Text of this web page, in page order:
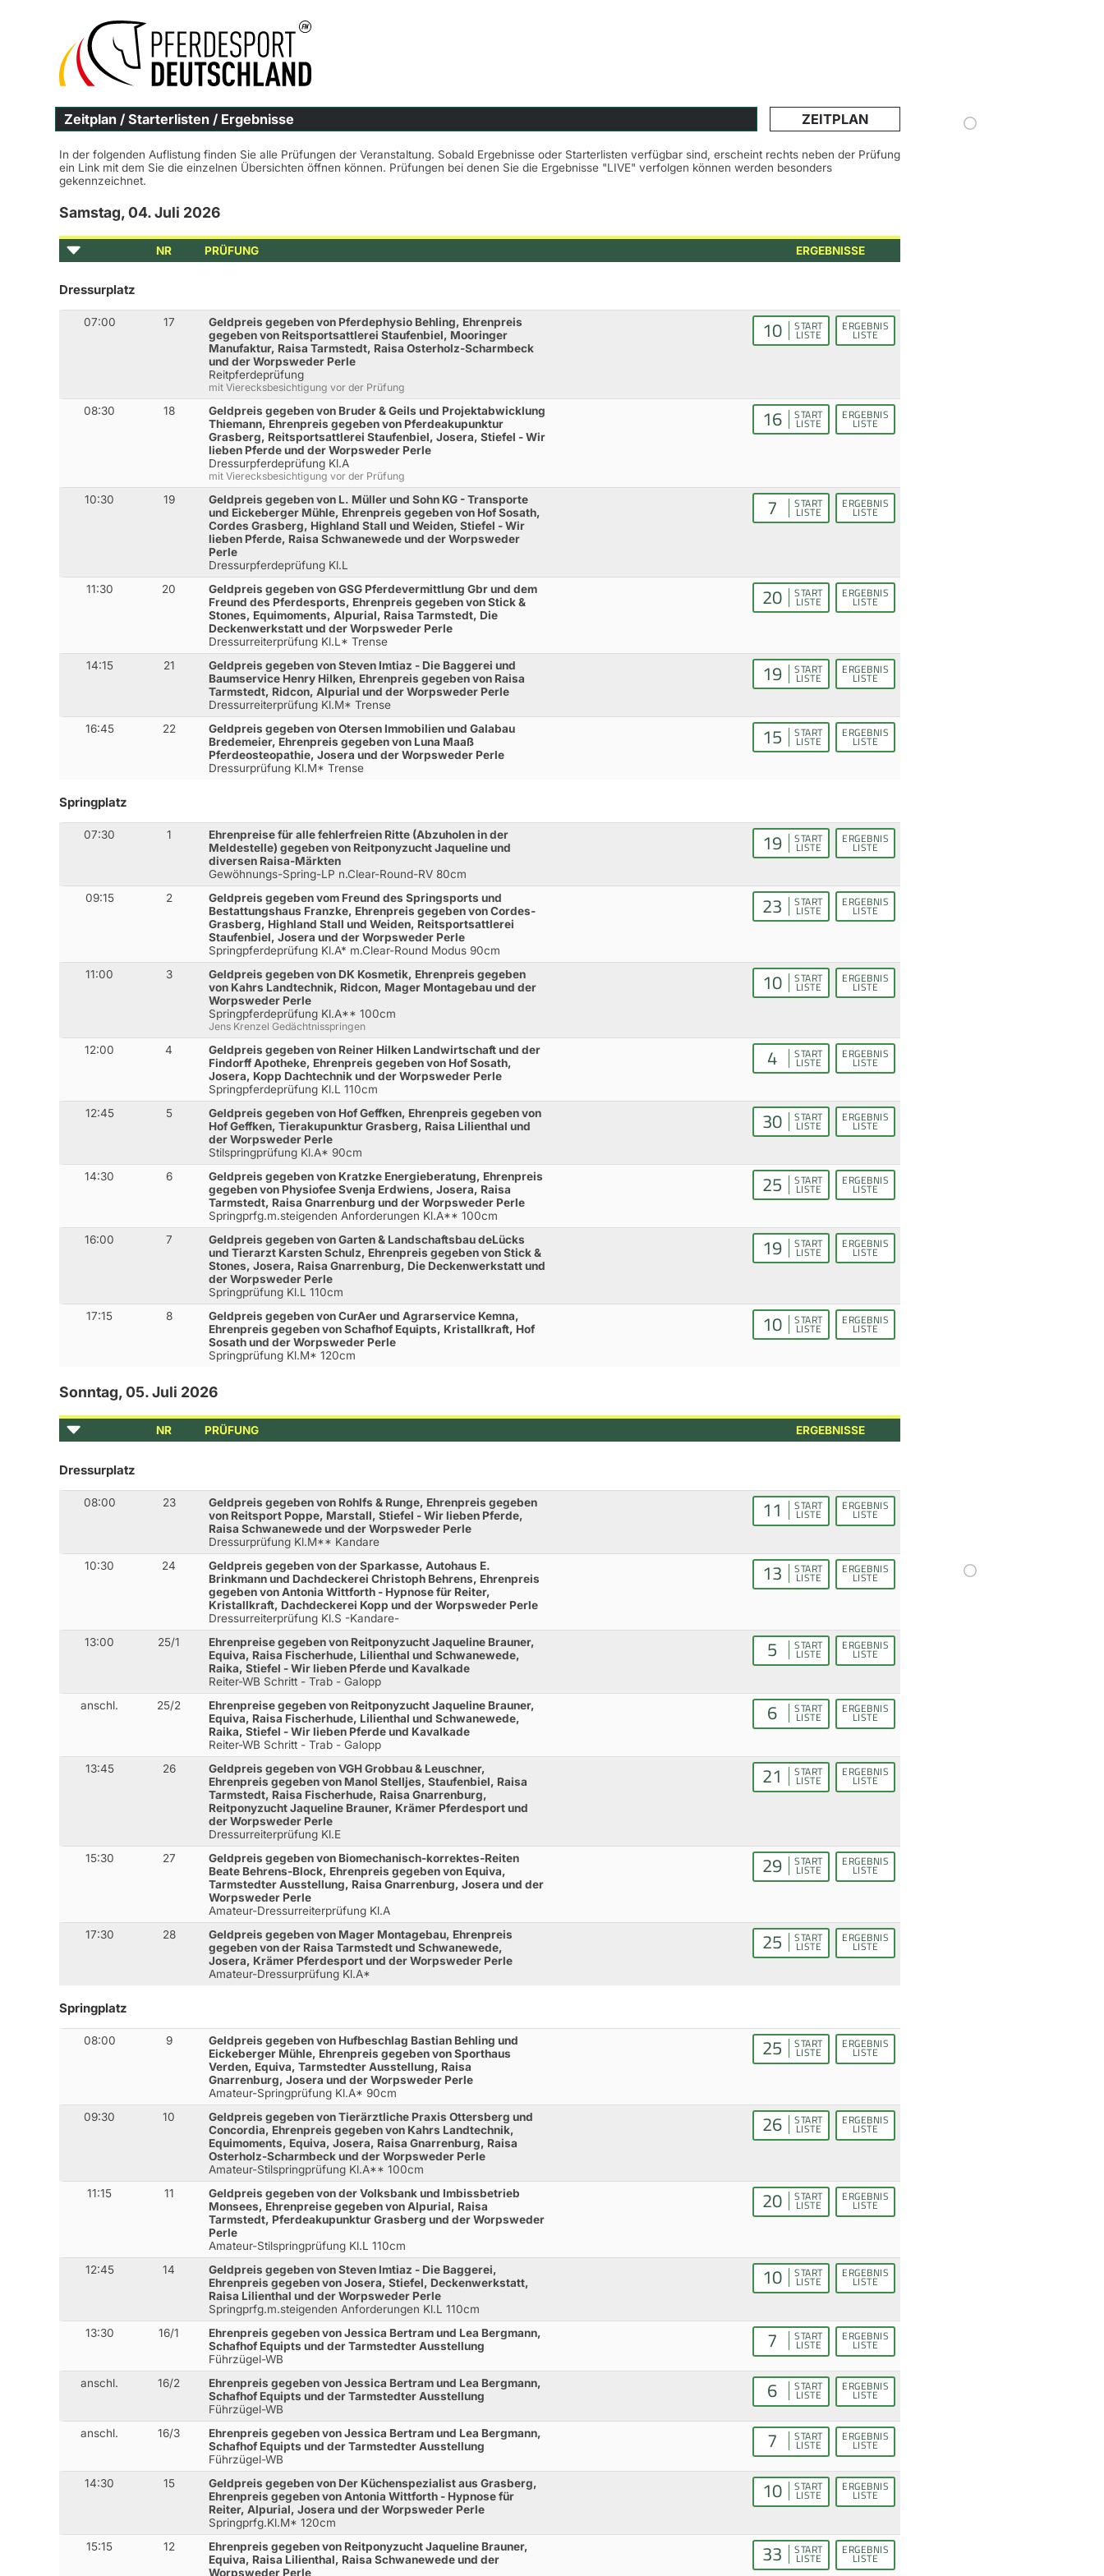
Zeitplan / Starterlisten / Ergebnisse ZEITPLAN
In der folgenden Auflistung finden Sie alle Prüfungen der Veranstaltung. Sobald Ergebnisse oder Starterlisten verfügbar sind, erscheint rechts neben der Prüfung
ein Link mit dem Sie die einzelnen Übersichten öffnen können. Prüfungen bei denen Sie die Ergebnisse "LIVE" verfolgen können werden besonders
gekennzeichnet.
Samstag, 04. Juli 2026
NR PRÜFUNG ERGEBNISSE
Dressurplatz
07:00 17
Geldpreis gegeben von Pferdephysio Behling, Ehrenpreis
gegeben von Reitsportsattlerei Staufenbiel, Mooringer
Manufaktur, Raisa Tarmstedt, Raisa Osterholz-Scharmbeck
und der Worpsweder Perle
Reitpferdeprüfung
mit Vierecksbesichtigung vor der Prüfung
10 START
LISTE
ERGEBNIS
LISTE
08:30 18
Geldpreis gegeben von Bruder & Geils und Projektabwicklung
Thiemann, Ehrenpreis gegeben von Pferdeakupunktur
Grasberg, Reitsportsattlerei Staufenbiel, Josera, Stiefel - Wir
lieben Pferde und der Worpsweder Perle
Dressurpferdeprüfung Kl.A
mit Vierecksbesichtigung vor der Prüfung
16 START
LISTE
ERGEBNIS
LISTE
10:30 19
Geldpreis gegeben von L. Müller und Sohn KG - Transporte
und Eickeberger Mühle, Ehrenpreis gegeben von Hof Sosath,
Cordes Grasberg, Highland Stall und Weiden, Stiefel - Wir
lieben Pferde, Raisa Schwanewede und der Worpsweder
Perle
Dressurpferdeprüfung Kl.L
7 START
LISTE
ERGEBNIS
LISTE
11:30 20
Geldpreis gegeben von GSG Pferdevermittlung Gbr und dem
Freund des Pferdesports, Ehrenpreis gegeben von Stick &
Stones, Equimoments, Alpurial, Raisa Tarmstedt, Die
Deckenwerkstatt und der Worpsweder Perle
Dressurreiterprüfung Kl.L* Trense
20 START
LISTE
ERGEBNIS
LISTE
14:15 21
Geldpreis gegeben von Steven Imtiaz - Die Baggerei und
Baumservice Henry Hilken, Ehrenpreis gegeben von Raisa
Tarmstedt, Ridcon, Alpurial und der Worpsweder Perle
Dressurreiterprüfung Kl.M* Trense
19 START
LISTE
ERGEBNIS
LISTE
16:45 22
Geldpreis gegeben von Otersen Immobilien und Galabau
Bredemeier, Ehrenpreis gegeben von Luna Maaß
Pferdeosteopathie, Josera und der Worpsweder Perle
Dressurprüfung Kl.M* Trense
15 START
LISTE
ERGEBNIS
LISTE
Springplatz
07:30 1
Ehrenpreise für alle fehlerfreien Ritte (Abzuholen in der
Meldestelle) gegeben von Reitponyzucht Jaqueline und
diversen Raisa-Märkten
Gewöhnungs-Spring-LP n.Clear-Round-RV 80cm
19 START
LISTE
ERGEBNIS
LISTE
09:15 2
Geldpreis gegeben vom Freund des Springsports und
Bestattungshaus Franzke, Ehrenpreis gegeben von Cordes-
Grasberg, Highland Stall und Weiden, Reitsportsattlerei
Staufenbiel, Josera und der Worpsweder Perle
Springpferdeprüfung Kl.A* m.Clear-Round Modus 90cm
23 START
LISTE
ERGEBNIS
LISTE
11:00 3
Geldpreis gegeben von DK Kosmetik, Ehrenpreis gegeben
von Kahrs Landtechnik, Ridcon, Mager Montagebau und der
Worpsweder Perle
Springpferdeprüfung Kl.A** 100cm
Jens Krenzel Gedächtnisspringen
10 START
LISTE
ERGEBNIS
LISTE
12:00 4
Geldpreis gegeben von Reiner Hilken Landwirtschaft und der
Findorff Apotheke, Ehrenpreis gegeben von Hof Sosath,
Josera, Kopp Dachtechnik und der Worpsweder Perle
Springpferdeprüfung Kl.L 110cm
4 START
LISTE
ERGEBNIS
LISTE
12:45 5
Geldpreis gegeben von Hof Geffken, Ehrenpreis gegeben von
Hof Geffken, Tierakupunktur Grasberg, Raisa Lilienthal und
der Worpsweder Perle
Stilspringprüfung Kl.A* 90cm
30 START
LISTE
ERGEBNIS
LISTE
14:30 6
Geldpreis gegeben von Kratzke Energieberatung, Ehrenpreis
gegeben von Physiofee Svenja Erdwiens, Josera, Raisa
Tarmstedt, Raisa Gnarrenburg und der Worpsweder Perle
Springprfg.m.steigenden Anforderungen Kl.A** 100cm
25 START
LISTE
ERGEBNIS
LISTE
16:00 7
Geldpreis gegeben von Garten & Landschaftsbau deLücks
und Tierarzt Karsten Schulz, Ehrenpreis gegeben von Stick &
Stones, Josera, Raisa Gnarrenburg, Die Deckenwerkstatt und
der Worpsweder Perle
Springprüfung Kl.L 110cm
19 START
LISTE
ERGEBNIS
LISTE
17:15 8
Geldpreis gegeben von CurAer und Agrarservice Kemna,
Ehrenpreis gegeben von Schafhof Equipts, Kristallkraft, Hof
Sosath und der Worpsweder Perle
Springprüfung Kl.M* 120cm
10 START
LISTE
ERGEBNIS
LISTE
Sonntag, 05. Juli 2026
NR PRÜFUNG ERGEBNISSE
Dressurplatz
08:00 23
Geldpreis gegeben von Rohlfs & Runge, Ehrenpreis gegeben
von Reitsport Poppe, Marstall, Stiefel - Wir lieben Pferde,
Raisa Schwanewede und der Worpsweder Perle
Dressurprüfung Kl.M** Kandare
11 START
LISTE
ERGEBNIS
LISTE
10:30 24
Geldpreis gegeben von der Sparkasse, Autohaus E.
Brinkmann und Dachdeckerei Christoph Behrens, Ehrenpreis
gegeben von Antonia Wittforth - Hypnose für Reiter,
Kristallkraft, Dachdeckerei Kopp und der Worpsweder Perle
Dressurreiterprüfung Kl.S -Kandare-
13 START
LISTE
ERGEBNIS
LISTE
13:00 25/1
Ehrenpreise gegeben von Reitponyzucht Jaqueline Brauner,
Equiva, Raisa Fischerhude, Lilienthal und Schwanewede,
Raika, Stiefel - Wir lieben Pferde und Kavalkade
Reiter-WB Schritt - Trab - Galopp
5 START
LISTE
ERGEBNIS
LISTE
anschl. 25/2
Ehrenpreise gegeben von Reitponyzucht Jaqueline Brauner,
Equiva, Raisa Fischerhude, Lilienthal und Schwanewede,
Raika, Stiefel - Wir lieben Pferde und Kavalkade
Reiter-WB Schritt - Trab - Galopp
6 START
LISTE
ERGEBNIS
LISTE
13:45 26
Geldpreis gegeben von VGH Grobbau & Leuschner,
Ehrenpreis gegeben von Manol Stelljes, Staufenbiel, Raisa
Tarmstedt, Raisa Fischerhude, Raisa Gnarrenburg,
Reitponyzucht Jaqueline Brauner, Krämer Pferdesport und
der Worpsweder Perle
Dressurreiterprüfung Kl.E
21 START
LISTE
ERGEBNIS
LISTE
15:30 27
Geldpreis gegeben von Biomechanisch-korrektes-Reiten
Beate Behrens-Block, Ehrenpreis gegeben von Equiva,
Tarmstedter Ausstellung, Raisa Gnarrenburg, Josera und der
Worpsweder Perle
Amateur-Dressurreiterprüfung Kl.A
29 START
LISTE
ERGEBNIS
LISTE
17:30 28
Geldpreis gegeben von Mager Montagebau, Ehrenpreis
gegeben von der Raisa Tarmstedt und Schwanewede,
Josera, Krämer Pferdesport und der Worpsweder Perle
Amateur-Dressurprüfung Kl.A*
25 START
LISTE
ERGEBNIS
LISTE
Springplatz
08:00 9
Geldpreis gegeben von Hufbeschlag Bastian Behling und
Eickeberger Mühle, Ehrenpreis gegeben von Sporthaus
Verden, Equiva, Tarmstedter Ausstellung, Raisa
Gnarrenburg, Josera und der Worpsweder Perle
Amateur-Springprüfung Kl.A* 90cm
25 START
LISTE
ERGEBNIS
LISTE
09:30 10
Geldpreis gegeben von Tierärztliche Praxis Ottersberg und
Concordia, Ehrenpreis gegeben von Kahrs Landtechnik,
Equimoments, Equiva, Josera, Raisa Gnarrenburg, Raisa
Osterholz-Scharmbeck und der Worpsweder Perle
Amateur-Stilspringprüfung Kl.A** 100cm
26 START
LISTE
ERGEBNIS
LISTE
11:15 11
Geldpreis gegeben von der Volksbank und Imbissbetrieb
Monsees, Ehrenpreise gegeben von Alpurial, Raisa
Tarmstedt, Pferdeakupunktur Grasberg und der Worpsweder
Perle
Amateur-Stilspringprüfung Kl.L 110cm
20 START
LISTE
ERGEBNIS
LISTE
12:45 14
Geldpreis gegeben von Steven Imtiaz - Die Baggerei,
Ehrenpreis gegeben von Josera, Stiefel, Deckenwerkstatt,
Raisa Lilienthal und der Worpsweder Perle
Springprfg.m.steigenden Anforderungen Kl.L 110cm
10 START
LISTE
ERGEBNIS
LISTE
13:30 16/1
Ehrenpreis gegeben von Jessica Bertram und Lea Bergmann,
Schafhof Equipts und der Tarmstedter Ausstellung
Führzügel-WB
7 START
LISTE
ERGEBNIS
LISTE
anschl. 16/2
Ehrenpreis gegeben von Jessica Bertram und Lea Bergmann,
Schafhof Equipts und der Tarmstedter Ausstellung
Führzügel-WB
6 START
LISTE
ERGEBNIS
LISTE
anschl. 16/3
Ehrenpreis gegeben von Jessica Bertram und Lea Bergmann,
Schafhof Equipts und der Tarmstedter Ausstellung
Führzügel-WB
7 START
LISTE
ERGEBNIS
LISTE
14:30 15
Geldpreis gegeben von Der Küchenspezialist aus Grasberg,
Ehrenpreis gegeben von Antonia Wittforth - Hypnose für
Reiter, Alpurial, Josera und der Worpsweder Perle
Springprfg.Kl.M* 120cm
10 START
LISTE
ERGEBNIS
LISTE
15:15 12
Ehrenpreis gegeben von Reitponyzucht Jaqueline Brauner,
Equiva, Raisa Lilienthal, Raisa Schwanewede und der
Worpsweder Perle
33 START
LISTE
ERGEBNIS
LISTE